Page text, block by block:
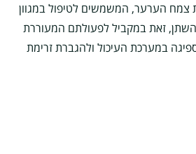
צמח הערער, המשמשים לטיפול במגוון
זאת במקביל לפעולתם המעוררת
במערכת העיכול ולהגברת זרימת